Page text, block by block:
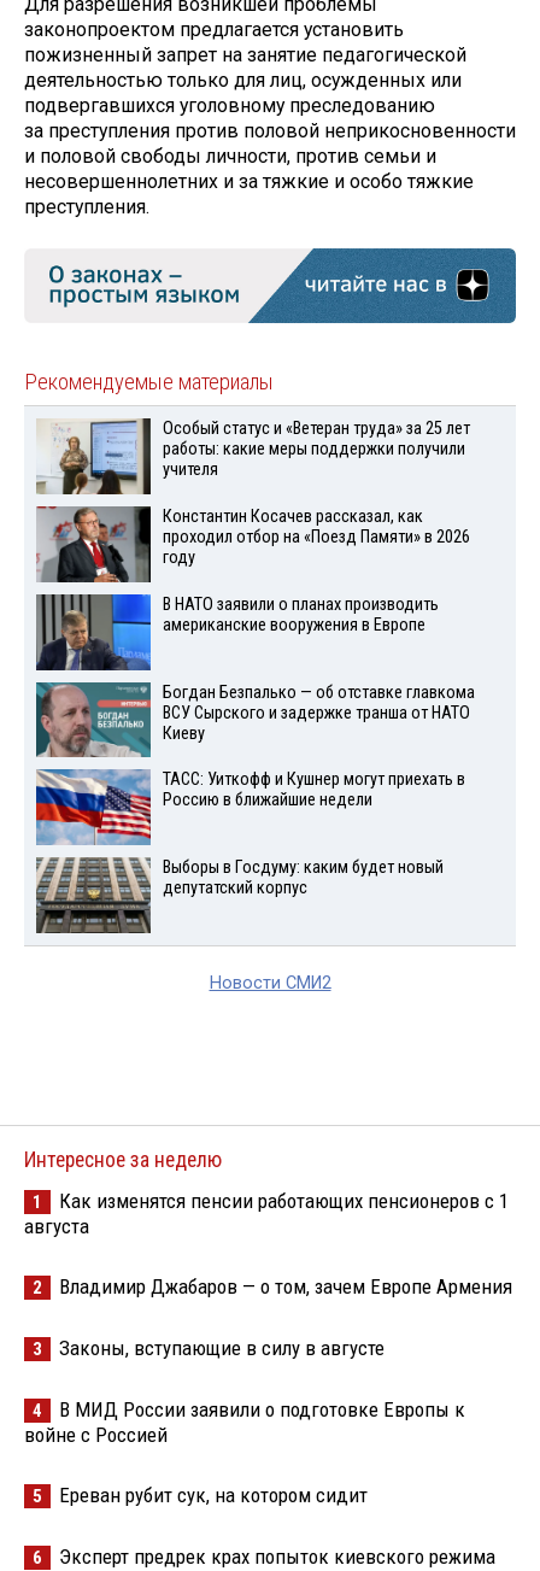
законопроектом предлагается установить
пожизненный запрет на занятие педагогической
деятельностью только для лиц, осужденных или
подвергавшихся уголовному преследованию
за преступления против половой неприкосновенности
и половой свободы личности, против семьи и
несовершеннолетних и за тяжкие и особо тяжкие
преступления.
Рекомендуемые материалы
Особый статус и «Ветеран труда» за 25 лет
работы: какие меры поддержки получили
учителя
Константин Косачев рассказал, как
проходил отбор на «Поезд Памяти» в 2026
году
В НАТО заявили о планах производить
американские вооружения в Европе
Богдан Безпалько — об отставке главкома
ВСУ Сырского и задержке транша от НАТО
Киеву
ТАСС: Уиткофф и Кушнер могут приехать в
Россию в ближайшие недели
Выборы в Госдуму: каким будет новый
депутатский корпус
Новости СМИ2
Интересное за неделю
1
Как изменятся пенсии работающих пенсионеров с 1
августа
2 Владимир Джабаров — о том, зачем Европе Армения
3 Законы, вступающие в силу в августе
4
В МИД России заявили о подготовке Европы к
войне с Россией
5 Ереван рубит сук, на котором сидит
6
Эксперт предрек крах попыток киевского режима